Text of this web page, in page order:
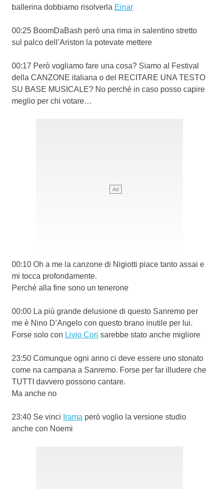
ballerina dobbiamo risolverla Einar
00:25 BoomDaBash però una rima in salentino stretto
sul palco dell’Ariston la potevate mettere
00:17 Però vogliamo fare una cosa? Siamo al Festival
della CANZONE italiana o del RECITARE UNA TESTO
SU BASE MUSICALE? No perché in caso posso capire
meglio per chi votare…
00:10 Oh a me la canzone di Nigiotti piace tanto assai e
mi tocca profondamente.
Perché alla fine sono un tenerone
00:00 La più grande delusione di questo Sanremo per
me è Nino D’Angelo con questo brano inutile per lui.
Forse solo con Livio Cori sarebbe stato anche migliore
23:50 Comunque ogni anno ci deve essere uno stonato
come na campana a Sanremo. Forse per far illudere che
TUTTI davvero possono cantare.
Ma anche no
23:40 Se vinci Irama però voglio la versione studio
anche con Noemi